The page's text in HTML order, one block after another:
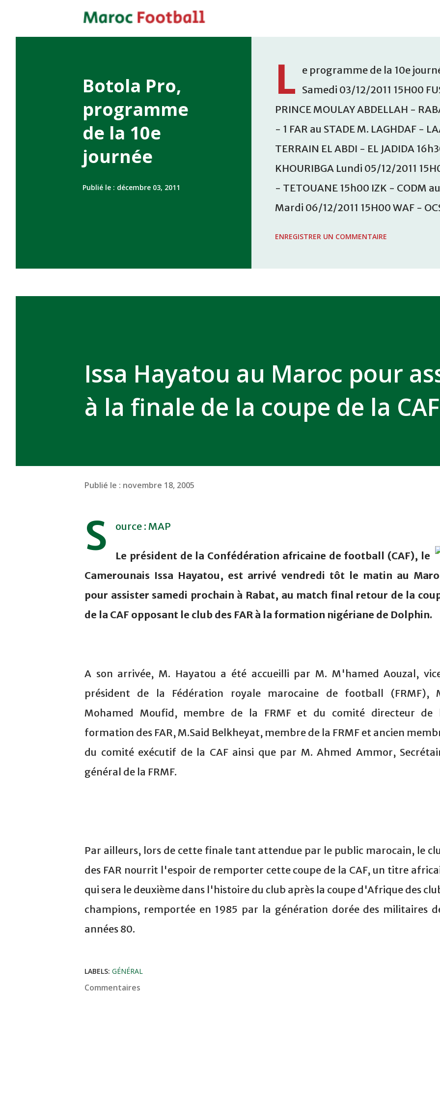
Botola Pro,
programme
de la 10e
journée
Publié le : décembre 03, 2011
L e programme de la 10e
Samedi 03/12/2011 15H00
PRINCE MOULAY ABDELLAH -
- 1 FAR au STADE M. LAGHDAF -
TERRAIN EL ABDI - EL JADIDA
KHOURIBGA Lundi 05/12/2011
- TETOUANE 15h00 IZK - CODM
Mardi 06/12/2011 15H00 WAF -
ENREGISTRER UN COMMENTAIRE
Issa Hayatou au Maroc pour
à la finale de la coupe de la CAF
Publié le : novembre 18, 2005
S ource : MAP
Le président de la Confédération africaine de football (CAF), le
Camerounais Issa Hayatou, est arrivé vendredi tôt le matin au
pour assister samedi prochain à Rabat, au match final retour de la
de la CAF opposant le club des FAR à la formation nigériane de Dolphin.
A son arrivée, M. Hayatou a été accueilli par M. M'hamed Aouzal,
président de la Fédération royale marocaine de football (FRMF),
Mohamed Moufid, membre de la FRMF et du comité directeur de
formation des FAR, M.Said Belkheyat, membre de la FRMF et ancien
du comité exécutif de la CAF ainsi que par M. Ahmed Ammor,
général de la FRMF.
Par ailleurs, lors de cette finale tant attendue par le public marocain, le
des FAR nourrit l'espoir de remporter cette coupe de la CAF, un titre
qui sera le deuxième dans l'histoire du club après la coupe d'Afrique des
champions, remportée en 1985 par la génération dorée des militaires
années 80.
LABELS: GÉNÉRAL
Commentaires